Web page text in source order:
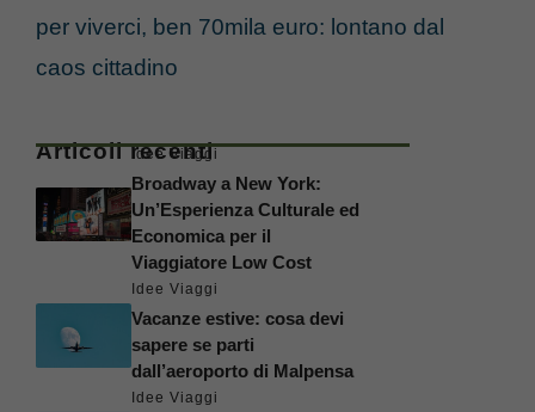
per viverci, ben 70mila euro: lontano dal
caos cittadino
Articoli recenti
Idee Viaggi
Broadway a New York:
Un’Esperienza Culturale ed
Economica per il
Viaggiatore Low Cost
Idee Viaggi
Vacanze estive: cosa devi
sapere se parti
dall’aeroporto di Malpensa
Idee Viaggi